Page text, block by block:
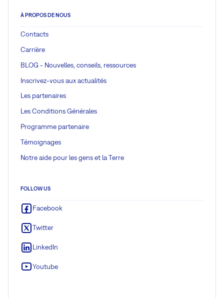
À PROPOS DE NOUS
Contacts
Carrière
BLOG - Nouvelles, conseils, ressources
Inscrivez-vous aux actualités
Les partenaires
Les Conditions Générales
Programme partenaire
Témoignages
Notre aide pour les gens et la Terre
FOLLOW US
Facebook
Twitter
LinkedIn
Youtube